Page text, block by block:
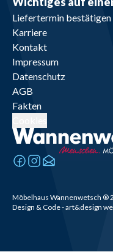
Liefertermin bestätigen
Karriere
Kontakt
Impressum
Datenschutz
AGB
Fakten
Möbelhaus Wannenwetsch ®
Design & Code - art&design